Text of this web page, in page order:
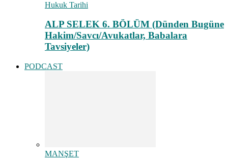
Hukuk Tarihi
ALP SELEK 6. BÖLÜM (Dünden Bugüne
Hakim/Savcı/Avukatlar, Babalara
Tavsiyeler)
PODCAST
MANŞET